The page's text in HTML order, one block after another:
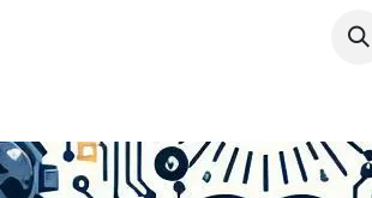
Η PARTNERS PS